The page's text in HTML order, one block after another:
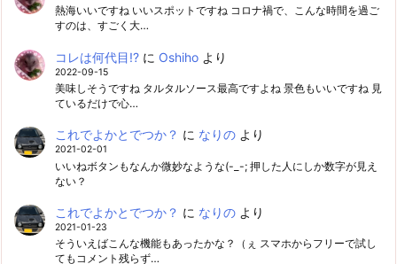
熱海いいですね いいスポットですね コロナ禍で、こんな時間を過ご
すのは、すごく大…
コレは何代目!?に Oshihoより
2022-09-15
美味しそうですね タルタルソース最高ですよね 景色もいいですね 見
ているだけで心…
これでよかとでつか？ に なりのより
2021-02-01
いいねボタンもなんか微妙なような(-_-; 押した人にしか数字が見え
ない？
これでよかとでつか？ に なりのより
2021-01-23
そういえばこんな機能もあったかな？（ぇ スマホからフリーで試し
てもコメント残らず…